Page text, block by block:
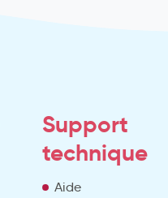
Support
technique
Aide